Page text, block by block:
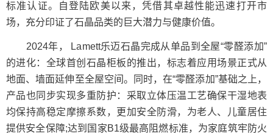
标准认证。自登陆欧美以来，凭借其卓越性能迅速打开市
场，充分印证了石晶品类的巨大潜力与健康价值。
2024年， Lamett乐迈石晶完成从单品到全屋“零醛添加”
的进化：全球首创石晶柜板的推出，标志着应用场景正式从
地面、墙面延伸至全屋空间。同时，在“零醛添加”基础之上，
产品也同步实现多重防护：采取立体压温工艺确保干湿地表
均保持高稳定摩擦系数，更加安全防滑，为老人、儿童居住
提供安全保障;达到国家B1级最高阻燃标准，为家庭筑牢防火